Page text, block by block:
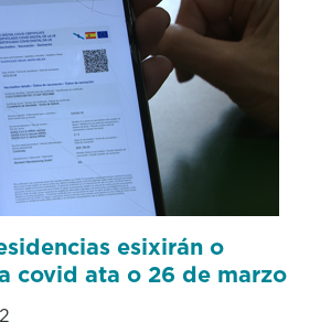
esixirán o
covid ata o 26 de marzo